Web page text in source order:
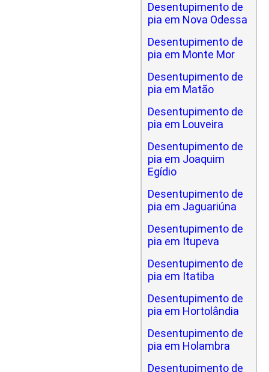
Desentupimento de
pia em Nova Odessa
Desentupimento de
pia em Monte Mor
Desentupimento de
pia em Matão
Desentupimento de
pia em Louveira
Desentupimento de
pia em Joaquim
Egídio
Desentupimento de
pia em Jaguariúna
Desentupimento de
pia em Itupeva
Desentupimento de
pia em Itatiba
Desentupimento de
pia em Hortolândia
Desentupimento de
pia em Holambra
Desentupimento de